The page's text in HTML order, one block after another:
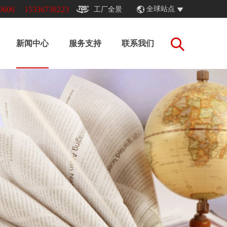
全球站点
工厂全景
15336738223
新闻中心 服务支持 联系我们